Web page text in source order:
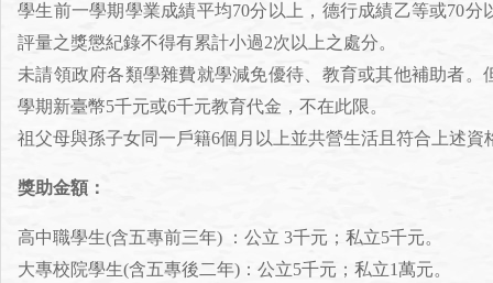
學生前一學期學業成績平均70分以上，德行成績乙等或70
評量之獎懲紀錄不得有累計小過2次以上之處分。
未請領政府各類學雜費就學減免優待、教育或其他補助者
學期新臺幣5千元或6千元教育代金，不在此限。
祖父母與孫子女同一戶籍6個月以上並共營生活且符合上述資
獎助金額：
高中職學生(含五專前三年) ：公立 3千元；私立5千元。
大專校院學生(含五專後二年)：公立5千元；私立1萬元。